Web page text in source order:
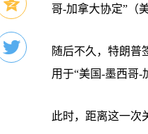
哥-加拿大协定”（
随后不久，特朗普
用于“美国-墨西哥-
此时，距离这一次